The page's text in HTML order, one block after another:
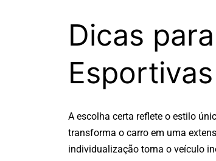
Dicas
A escolha certa reflete o estilo
transforma o carro em uma
individualização torna o veículo